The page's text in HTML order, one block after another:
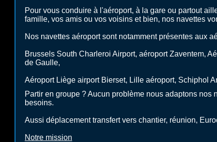
Pour vous conduire à l'aéroport, à la gare ou partout
famille, vos amis ou vos voisins et bien, nos navettes
Nos navettes aéroport sont notamment présentes aux
Brussels South Charleroi Airport, aéroport Zaventem,
de Gaulle,
Aéroport Liège airport Bierset, Lille aéroport, Schiphol
Partir en groupe ? Aucun problème nous adaptons nos
besoins.
Aussi déplacement transfert vers chantier, réunion,
Notre mission